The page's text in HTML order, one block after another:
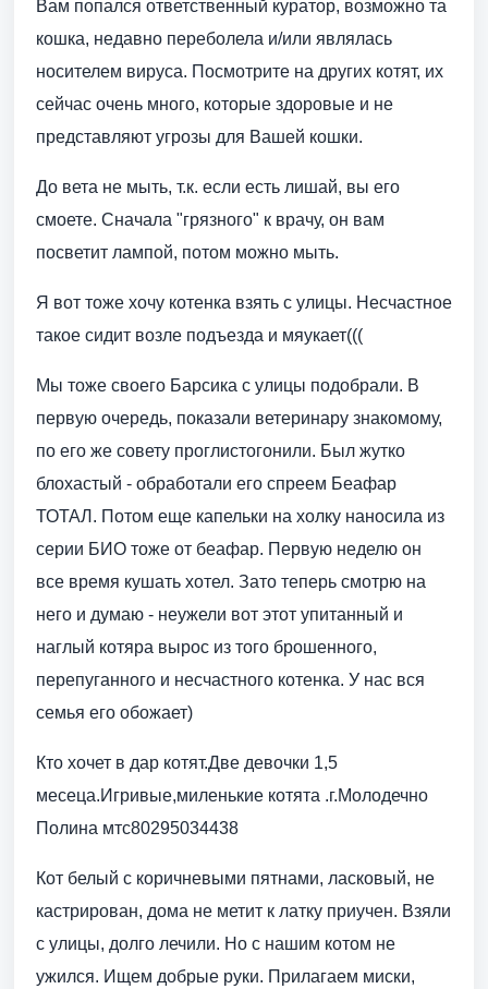
Вам попался ответственный куратор, возможно та
кошка, недавно переболела и/или являлась
носителем вируса. Посмотрите на других котят, их
сейчас очень много, которые здоровые и не
представляют угрозы для Вашей кошки.
До вета не мыть, т.к. если есть лишай, вы его
смоете. Сначала "грязного" к врачу, он вам
посветит лампой, потом можно мыть.
Я вот тоже хочу котенка взять с улицы. Несчастное
такое сидит возле подъезда и мяукает(((
Мы тоже своего Барсика с улицы подобрали. В
первую очередь, показали ветеринару знакомому,
по его же совету проглистогонили. Был жутко
блохастый - обработали его спреем Беафар
ТОТАЛ. Потом еще капельки на холку наносила из
серии БИО тоже от беафар. Первую неделю он
все время кушать хотел. Зато теперь смотрю на
него и думаю - неужели вот этот упитанный и
наглый котяра вырос из того брошенного,
перепуганного и несчастного котенка. У нас вся
семья его обожает)
Кто хочет в дар котят.Две девочки 1,5
месеца.Игривые,миленькие котята .г.Молодечно
Полина мтс80295034438
Кот белый с коричневыми пятнами, ласковый, не
кастрирован, дома не метит к латку приучен. Взяли
с улицы, долго лечили. Но с нашим котом не
ужился. Ищем добрые руки. Прилагаем миски,